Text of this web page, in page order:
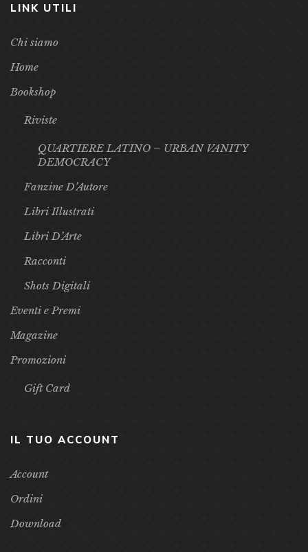
LINK UTILI
Chi siamo
Home
Bookshop
Riviste
QUARTIERE LATINO – URBAN VANITY
DEMOCRACY
Fanzine D’Autore
Libri Illustrati
Libri D’Arte
Racconti
Shots Digitali
Eventi e Premi
Magazine
Promozioni
Gift Card
IL TUO ACCOUNT
Account
Ordini
Download